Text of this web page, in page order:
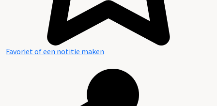
Favoriet of een notitie maken